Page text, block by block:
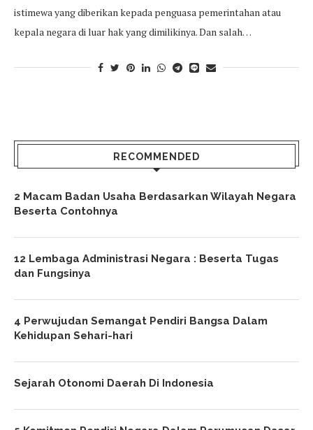
istimewa yang diberikan kepada penguasa pemerintahan atau
kepala negara di luar hak yang dimilikinya. Dan salah…
RECOMMENDED
2 Macam Badan Usaha Berdasarkan Wilayah Negara
Beserta Contohnya
12 Lembaga Administrasi Negara : Beserta Tugas
dan Fungsinya
4 Perwujudan Semangat Pendiri Bangsa Dalam
Kehidupan Sehari-hari
Sejarah Otonomi Daerah Di Indonesia